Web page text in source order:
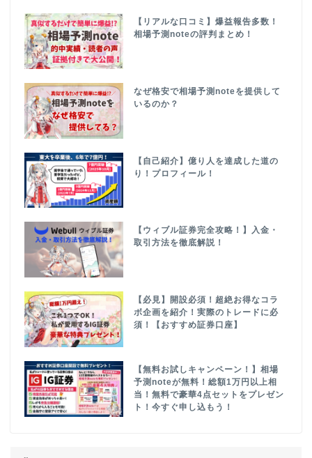
【リアルな口コミ】爆益報告多数！
相場予測noteの評判まとめ！
なぜ格安で相場予測noteを提供して
いるのか？
【自己紹介】億り人を達成した道の
り！プロフィール！
【ウィブル証券完全攻略！】入金・
取引方法を徹底解説！
【必見】開設必須！超絶お得なコラ
ボ企画を紹介！実際のトレードに必
須！【おすすめ証券口座】
【無料お試しキャンペーン！】相場
予測noteが無料！総額1万円以上相
当！無料で豪華4点セットをプレゼン
ト！今すぐ申し込もう！